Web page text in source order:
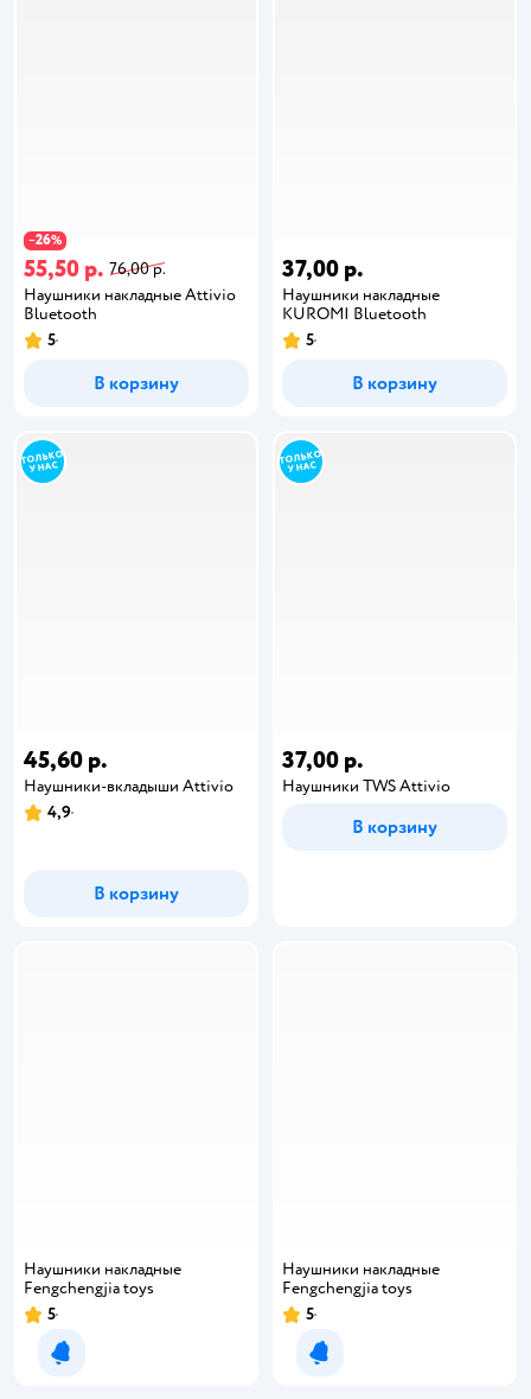
−26%
55,50 р. 76,00 р.
Наушники накладные Attivio
Bluetooth
5
В корзину
37,00 р.
Наушники накладные
KUROMI Bluetooth
5
В корзину
45,60 р.
Наушники-вкладыши Attivio
4,9
В корзину
37,00 р.
Наушники TWS Attivio
В корзину
Наушники накладные
Fengchengjia toys
5
Уведомить о появлении
Наушники накладные
Fengchengjia toys
5
Уведомить о появлении